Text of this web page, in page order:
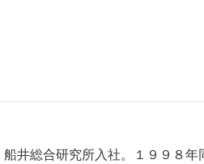
船井総合研究所入社。１９９８